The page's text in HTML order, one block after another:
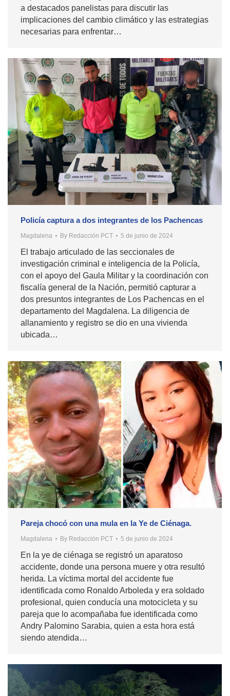
a destacados panelistas para discutir las
implicaciones del cambio climático y las estrategias
necesarias para enfrentar…
Policía captura a dos integrantes de los Pachencas
Magdalena By Redacción PCT 5 de junio de 2024
El trabajo articulado de las seccionales de
investigación criminal e inteligencia de la Policía,
con el apoyo del Gaula Militar y la coordinación con
fiscalía general de la Nación, permitió capturar a
dos presuntos integrantes de Los Pachencas en el
departamento del Magdalena. La diligencia de
allanamiento y registro se dio en una vivienda
ubicada…
Pareja chocó con una mula en la Ye de Ciénaga.
Magdalena By Redacción PCT 5 de junio de 2024
En la ye de ciénaga se registró un aparatoso
accidente, donde una persona muere y otra resultó
herida. La víctima mortal del accidente fue
identificada como Ronaldo Arboleda y era soldado
profesional, quien conducía una motocicleta y su
pareja que lo acompañaba fue identificada como
Andry Palomino Sarabia, quien a esta hora está
siendo atendida…